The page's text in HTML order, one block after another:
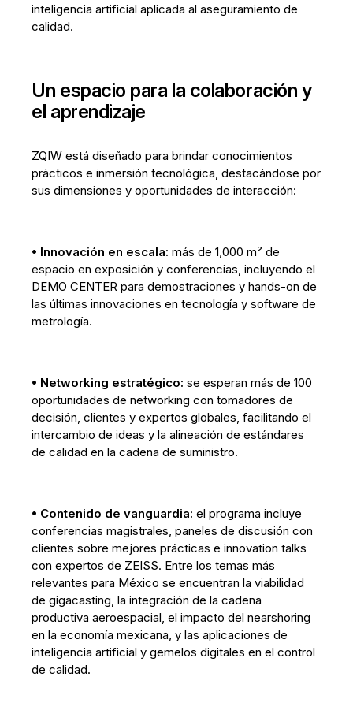
inteligencia artificial aplicada al aseguramiento de
calidad.
Un espacio para la colaboración y
el aprendizaje
ZQIW está diseñado para brindar conocimientos
prácticos e inmersión tecnológica, destacándose por
sus dimensiones y oportunidades de interacción:
• Innovación en escala: más de 1,000 m² de
espacio en exposición y conferencias, incluyendo el
DEMO CENTER para demostraciones y hands-on de
las últimas innovaciones en tecnología y software de
metrología.
• Networking estratégico:se esperan más de 100
oportunidades de networking con tomadores de
decisión, clientes y expertos globales, facilitando el
intercambio de ideas y la alineación de estándares
de calidad en la cadena de suministro.
• Contenido de vanguardia: el programa incluye
conferencias magistrales, paneles de discusión con
clientes sobre mejores prácticas e innovation talks
con expertos de ZEISS. Entre los temas más
relevantes para México se encuentran la viabilidad
de gigacasting, la integración de la cadena
productiva aeroespacial, el impacto del nearshoring
en la economía mexicana, y las aplicaciones de
inteligencia artificial y gemelos digitales en el control
de calidad.